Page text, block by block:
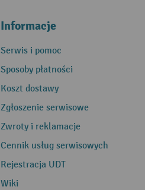
Informacje
Serwis i pomoc
Sposoby płatności
Koszt dostawy
Zgłoszenie serwisowe
Zwroty i reklamacje
Cennik usług serwisowych
Rejestracja UDT
Wiki